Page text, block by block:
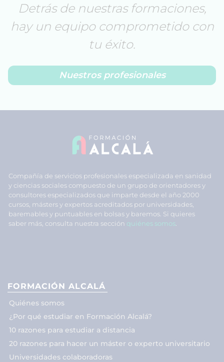
Detrás de nuestras formaciones,
hay un equipo comprometido con
tu éxito.
Nuestros profesionales
Compañía de servicios profesionales especializada en sanidad
y ciencias sociales compuesto de un grupo de orientadores y
consultores especializados que imparte desde el año 2000
cursos, másters y expertos acreditados por universidades,
baremables y puntuables en bolsas y baremos. Si quieres
saber más, consulta nuestra sección quiénes somos
FORMACIÓN ALCALÁ
Quiénes somos
¿Por qué estudiar en Formación Alcalá?
10 razones para estudiar a distancia
20 razones para hacer un máster o experto universitario
Universidades colaboradoras